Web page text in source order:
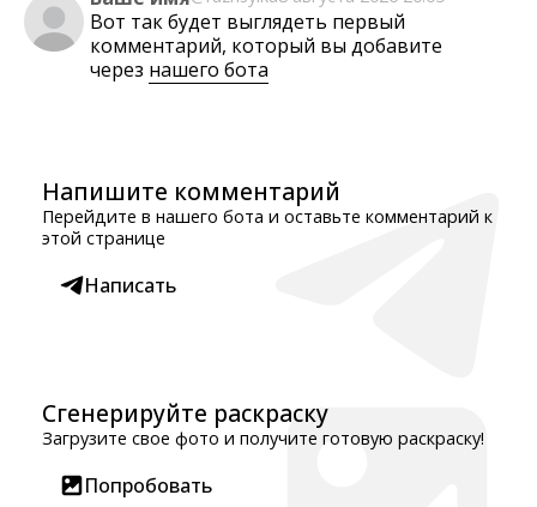
Вот так будет выглядеть первый
комментарий, который вы добавите
через нашего бота
Напишите комментарий
Перейдите в нашего бота и оставьте комментарий к
этой странице
Написать
Сгенерируйте раскраску
Загрузите свое фото и получите готовую раскраску!
Попробовать